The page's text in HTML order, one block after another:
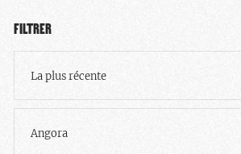
FILTRER
La plus récente
Angora